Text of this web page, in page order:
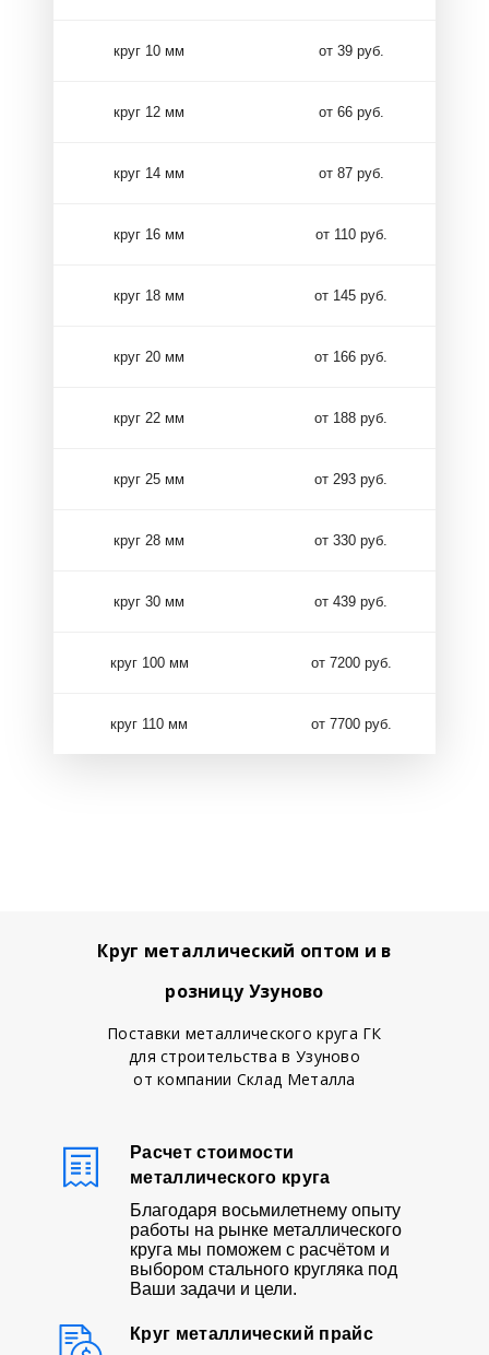
круг 10 мм от 39 руб.
круг 12 мм от 66 руб.
круг 14 мм от 87 руб.
круг 16 мм от 110 руб.
круг 18 мм от 145 руб.
круг 20 мм от 166 руб.
круг 22 мм от 188 руб.
круг 25 мм от 293 руб.
круг 28 мм от 330 руб.
круг 30 мм от 439 руб.
круг 100 мм от 7200 руб.
круг 110 мм от 7700 руб.
Круг металлический оптом и в
розницу Узуново
Поставки металлического круга ГК
для строительства в Узуново
от компании Склад Металла
Расчет стоимости
металлического круга
Благодаря восьмилетнему опыту
работы на рынке металлического
круга мы поможем с расчётом и
выбором стального кругляка под
Ваши задачи и цели.
Круг металлический прайс